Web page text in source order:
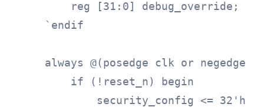
        reg [31:0] debug_override;
    `endif
always @(posedge clk or negedge
        if (!reset_n) begin
security_config <=